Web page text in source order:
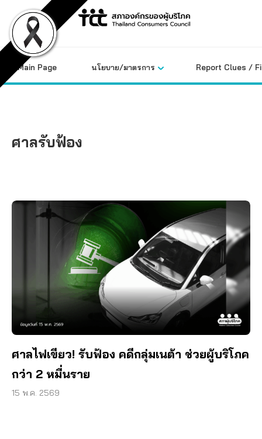
content
Main Page นโยบาย/มาตรการ Report Clues /
ศาลรับฟ้อง
ศาลไฟเขียว! รับฟ้อง คดีกลุ่มเนต้า ช่วยผู้บริโภค
กว่า 2 หมื่นราย
15 พ.ค. 2569